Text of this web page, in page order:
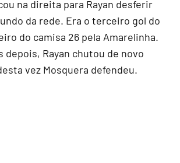
na direita para Rayan desferir
da rede. Era o terceiro gol do
do camisa 26 pela Amarelinha.
depois, Rayan chutou de novo
vez Mosquera defendeu.